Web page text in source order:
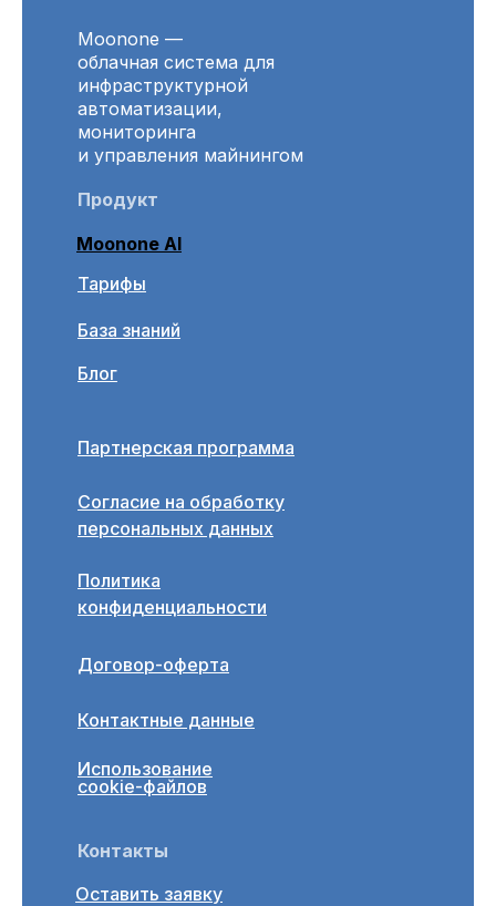
Использование
cookie-файлов
Контактные данные
Согласие на обработку
персональных данных
Политика
конфиденциальности
Договор-оферта
Продукт
Moonone AI
Тарифы
Оставить заявку
Контакты
База знаний
Блог
Партнерская программа
Moonone —
облачная система для
инфраструктурной
автоматизации,
мониторинга
и управления майнингом